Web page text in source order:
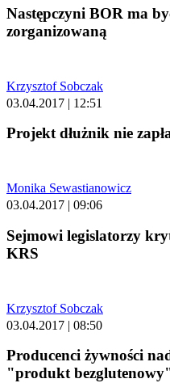
Następczyni BOR ma
zorganizowaną
Krzysztof Sobczak
03.04.2017 | 12:51
Projekt dłużnik nie
Monika Sewastianowicz
03.04.2017 | 09:06
Sejmowi legislatorzy
KRS
Krzysztof Sobczak
03.04.2017 | 08:50
Producenci żywności
"produkt